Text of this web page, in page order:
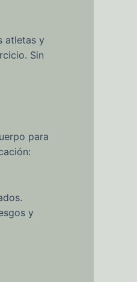
atletas y
Sin
para
y